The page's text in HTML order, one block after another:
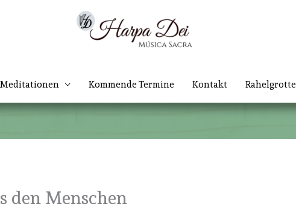
Meditationen Kommende Termine Kontakt Rahelgrotte
den Menschen